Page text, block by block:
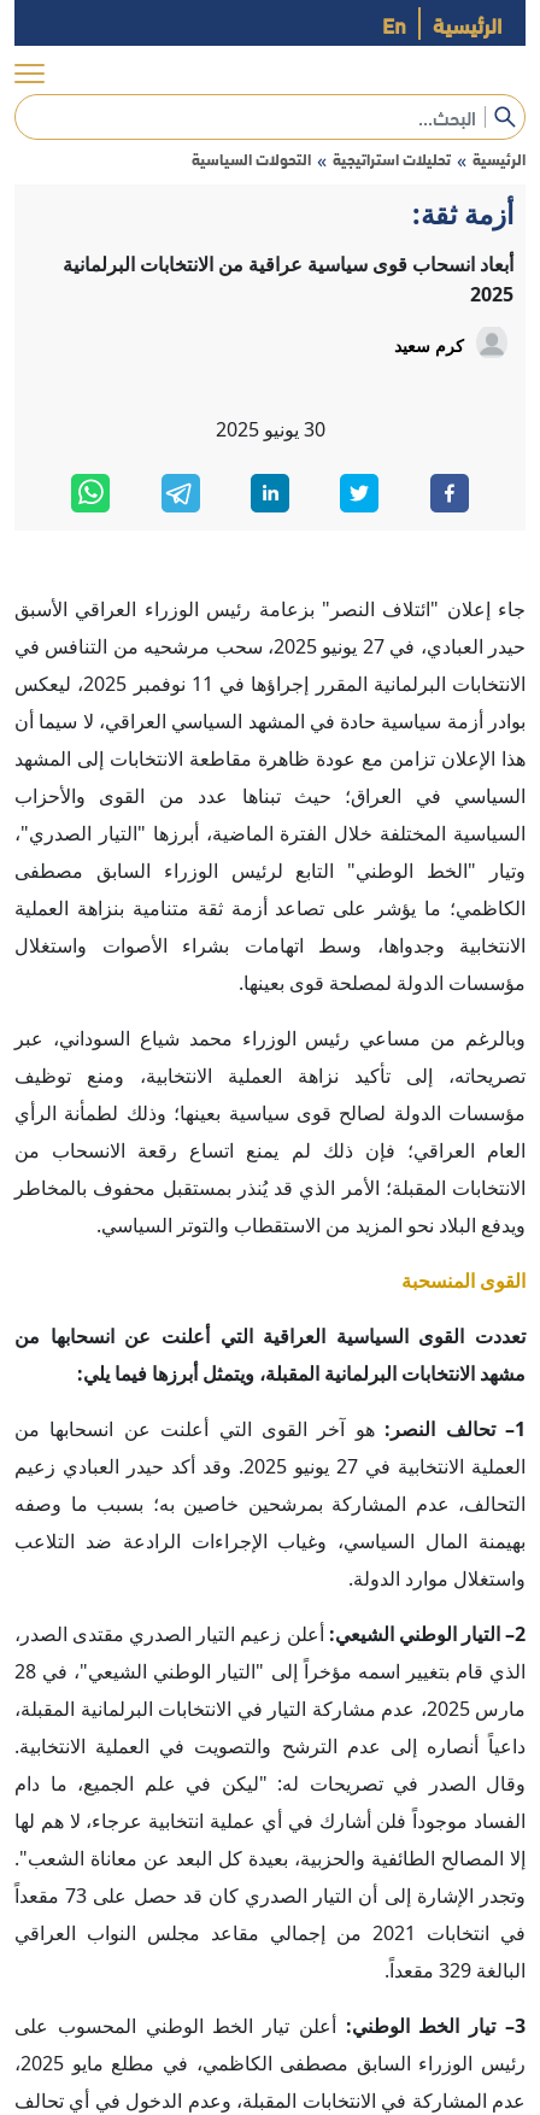
الرئيسية En
الرئيسية » تحليلات استراتيجية » التحولات السياسية
أزمة ثقة:
أبعاد انسحاب قوى سياسية عراقية من الانتخابات البرلمانية
2025
كرم سعيد
30 يونيو 2025
جاء إعلان "ائتلاف النصر" بزعامة رئيس الوزراء العراقي الأسبق
حيدر العبادي، في 27 يونيو 2025، سحب مرشحيه من التنافس في
الانتخابات البرلمانية المقرر إجراؤها في 11 نوفمبر 2025، ليعكس
بوادر أزمة سياسية حادة في المشهد السياسي العراقي، لا سيما أن
هذا الإعلان تزامن مع عودة ظاهرة مقاطعة الانتخابات إلى المشهد
السياسي في العراق؛ حيث تبناها عدد من القوى والأحزاب
السياسية المختلفة خلال الفترة الماضية، أبرزها "التيار الصدري"،
وتيار "الخط الوطني" التابع لرئيس الوزراء السابق مصطفى
الكاظمي؛ ما يؤشر على تصاعد أزمة ثقة متنامية بنزاهة العملية
الانتخابية وجدواها، وسط اتهامات بشراء الأصوات واستغلال
مؤسسات الدولة لمصلحة قوى بعينها.
وبالرغم من مساعي رئيس الوزراء محمد شياع السوداني، عبر
تصريحاته، إلى تأكيد نزاهة العملية الانتخابية، ومنع توظيف
مؤسسات الدولة لصالح قوى سياسية بعينها؛ وذلك لطمأنة الرأي
العام العراقي؛ فإن ذلك لم يمنع اتساع رقعة الانسحاب من
الانتخابات المقبلة؛ الأمر الذي قد يُنذر بمستقبل محفوف بالمخاطر
ويدفع البلاد نحو المزيد من الاستقطاب والتوتر السياسي.
القوى المنسحبة
تعددت القوى السياسية العراقية التي أعلنت عن انسحابها من
مشهد الانتخابات البرلمانية المقبلة، ويتمثل أبرزها فيما يلي:
1– تحالف النصر:
هو آخر القوى التي أعلنت عن انسحابها من
العملية الانتخابية في 27 يونيو 2025. وقد أكد حيدر العبادي زعيم
التحالف، عدم المشاركة بمرشحين خاصين به؛ بسبب ما وصفه
بهيمنة المال السياسي، وغياب الإجراءات الرادعة ضد التلاعب
واستغلال موارد الدولة.
2– التيار الوطني الشيعي:
أعلن زعيم التيار الصدري مقتدى الصدر،
الذي قام بتغيير اسمه مؤخراً إلى "التيار الوطني الشيعي"، في 28
مارس 2025، عدم مشاركة التيار في الانتخابات البرلمانية المقبلة،
داعياً أنصاره إلى عدم الترشح والتصويت في العملية الانتخابية.
وقال الصدر في تصريحات له: "ليكن في علم الجميع، ما دام
الفساد موجوداً فلن أشارك في أي عملية انتخابية عرجاء، لا هم لها
إلا المصالح الطائفية والحزبية، بعيدة كل البعد عن معاناة الشعب".
وتجدر الإشارة إلى أن التيار الصدري كان قد حصل على 73 مقعداً
في انتخابات 2021 من إجمالي مقاعد مجلس النواب العراقي
البالغة 329 مقعداً.
3– تيار الخط الوطني:
أعلن تيار الخط الوطني المحسوب على
رئيس الوزراء السابق مصطفى الكاظمي، في مطلع مايو 2025،
عدم المشاركة في الانتخابات المقبلة، وعدم الدخول في أي تحالف